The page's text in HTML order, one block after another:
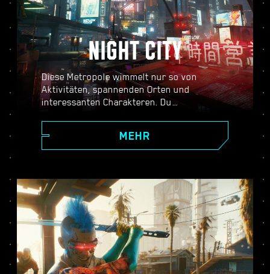
NIGHT CITY
Diese Metropole wimmelt nur so von
Aktivitäten, spannenden Orten und
interessanten Charakteren. Du
den teuren Wolkenkratzern am Corpo Plaza
bis hin zur weitläufigen Ödnis der Badlands
MEHR